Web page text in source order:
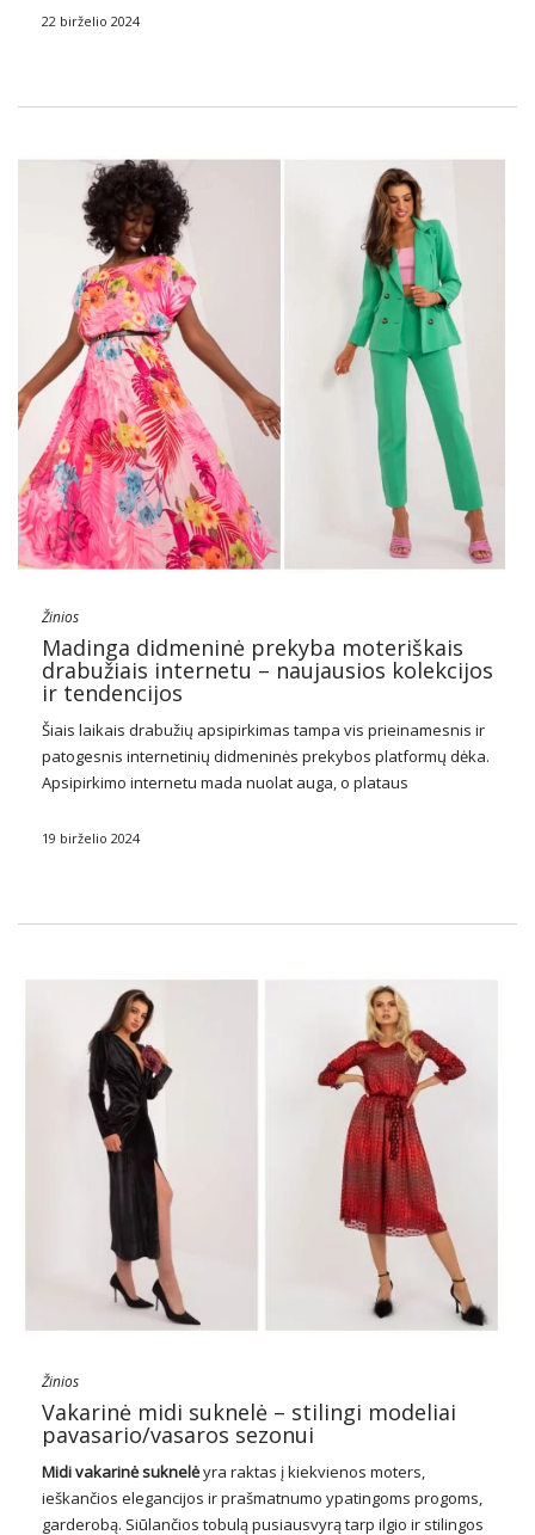
FactoryPrice.eu —
22 birželio 2024
Žinios
Madinga didmeninė prekyba moteriškais
drabužiais internetu – naujausios kolekcijos
ir tendencijos
Šiais laikais drabužių apsipirkimas tampa vis prieinamesnis ir
patogesnis internetinių didmeninės prekybos platformų dėka.
Apsipirkimo internetu mada nuolat auga, o plataus
kainomis neišeinant iš namų yra neįkainojamas šiuolaikiniams
19 birželio 2024
Žinios
Vakarinė midi suknelė – stilingi modeliai
pavasario/vasaros sezonui
Midi vakarinė suknelėyra raktas į kiekvienos moters,
ieškančios elegancijos ir prašmatnumo ypatingoms progoms,
garderobą. Siūlančios tobulą pusiausvyrą tarp ilgio ir stilingos